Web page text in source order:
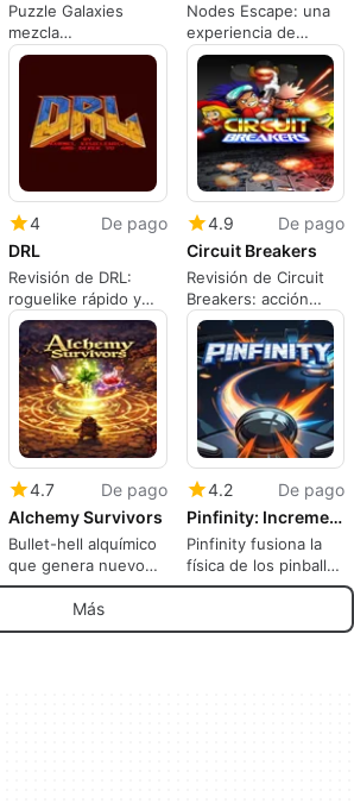
Puzzle Galaxies
mezcla
rompecabezas de
amenazas enemigas
activas
Nodes Escape: una
experiencia de
escape basada en
texto cerebral para
los aficionados a los
rompecabezas
4
De pago
DRL
Revisión de DRL:
roguelike rápido y
táctico diseñado
para sesiones cortas
4.9
De pago
Circuit Breakers
Revisión de Circuit
Breakers: acción
frenética de
cooperativo local de
doble palanca en
Mac
4.7
De pago
Alchemy Survivors
Bullet-hell alquímico
que genera nuevo
equipo en cada
4.2
De pago
Pinfinity: Incremental Pinball
Pinfinity fusiona la
física de los pinballs
con la progresión
Más